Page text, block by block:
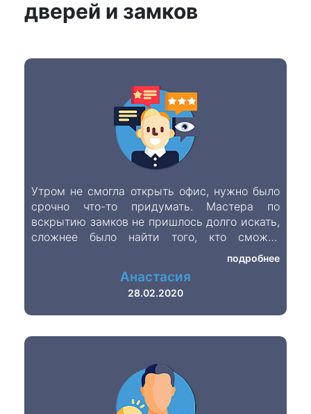
дверей и замков
Утром не смогла открыть офис, нужно было
срочно что-то придумать. Мастера по
вскрытию замков не пришлось долго искать,
сложнее было найти того, кто сможет
приехать быстро. Ваша фирма
отреагировала на мою заявку быстро и
спустя 40 минут, коллеги уже были в офисе
подробнее
Анастасия
28.02.2020